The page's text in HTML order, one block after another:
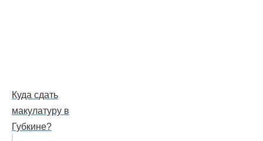
Куда сдать
макулатуру в
Губкине?